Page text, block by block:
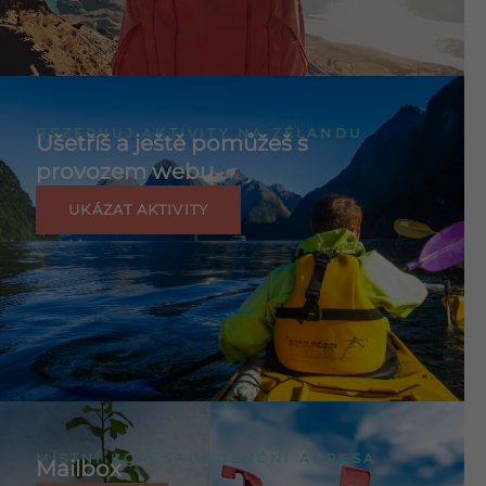
REZERVUJ AKTIVITY NA ZÉLANDU
Ušetříš a ještě pomůžeš s
provozem webu
UKÁZAT AKTIVITY
MÍSTNÍ KORESPONDENČNÍ ADRESA
Mailbox